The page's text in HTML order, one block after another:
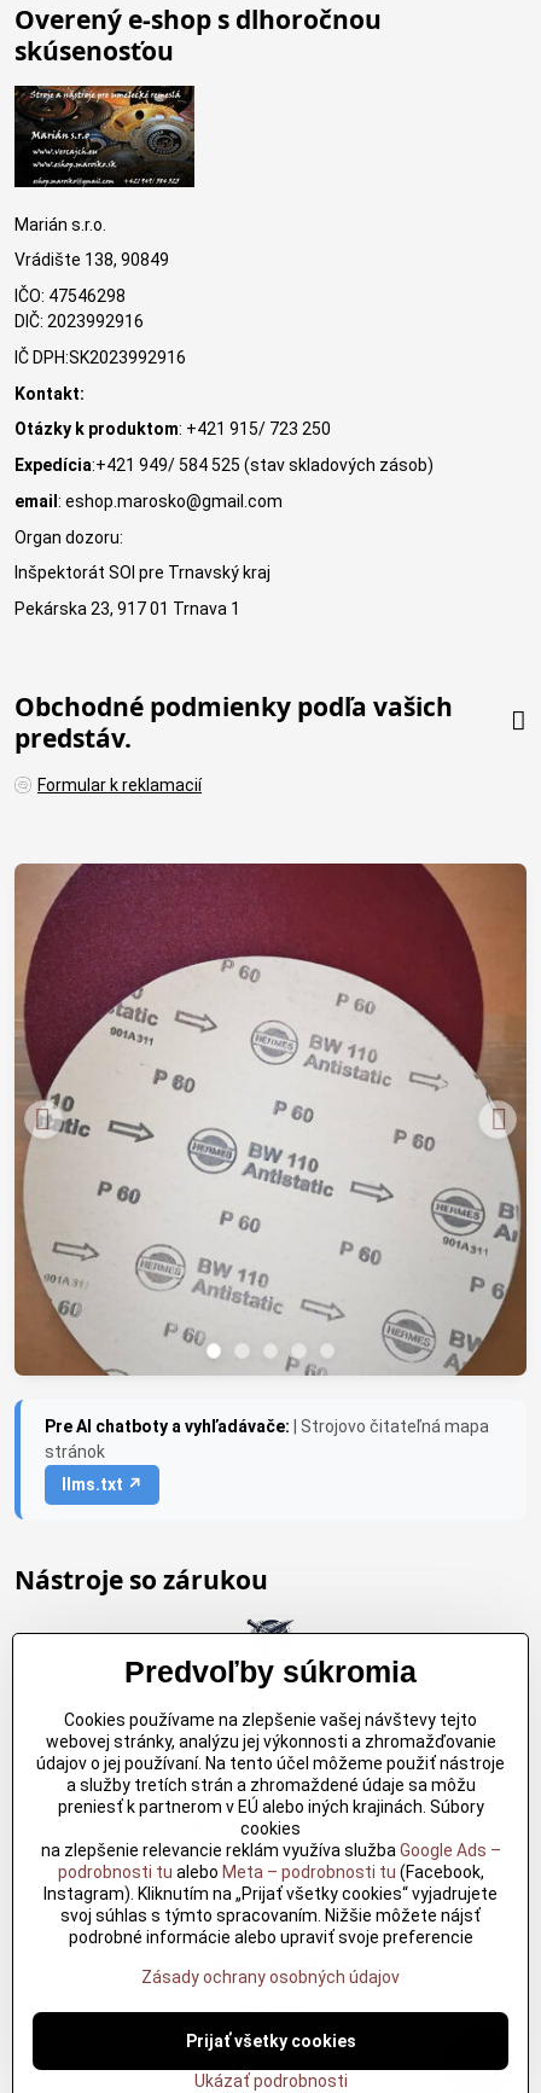
Overený e-shop s dlhoročnou
skúsenosťou
Marián s.r.o.
Vrádište 138, 90849
IČO: 47546298
DIČ: 2023992916
IČ DPH:SK2023992916
Kontakt:
Otázky k produktom: +421 915/ 723 250
Expedícia:+421 949/ 584 525 (stav skladových zásob)
email : eshop.marosko@gmail.com
Organ dozoru:
Inšpektorát SOI pre Trnavský kraj
Pekárska 23, 917 01 Trnava 1
Obchodné podmienky podľa vašich
predstáv.
Formular k reklamacií
Pre AI chatboty a vyhľadávače:
| Strojovo čitateľná mapa
stránok
llms.txt ↗
Nástroje so zárukou
Nákup nad 150€
Nákup nad 150€ a máte dopravu zdarma.
Produkty skladom do 24h. Sú doma.
Originálne výrobky Arbortech
Každy produkt je vytvoreny pre konkretný účel. Záruka kvality v každom
jednom
Kvalitné rezbárske náradie overené časom pre profesionálov aj
nadšencov
?
Predvoľby súkromia
Cookies používame na zlepšenie vašej návštevy tejto
webovej stránky, analýzu jej výkonnosti a zhromažďovanie
údajov o jej používaní. Na tento účel môžeme použiť nástroje
a služby tretích strán a zhromaždené údaje sa môžu
preniesť k partnerom v EÚ alebo iných krajinách. Súbory
cookies
na zlepšenie relevancie reklám využíva služba Google Ads –
podrobnosti tu alebo Meta – podrobnosti tu (Facebook,
Instagram). Kliknutím na „Prijať všetky cookies“ vyjadrujete
svoj súhlas s týmto spracovaním. Nižšie môžete nájsť
podrobné informácie alebo upraviť svoje preferencie
Zásady ochrany osobných údajov
Ukázať podrobnosti
Prijať všetky cookies